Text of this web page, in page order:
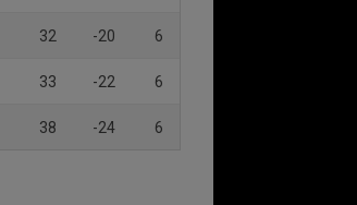
32 -20 6
33 -22 6
38 -24 6